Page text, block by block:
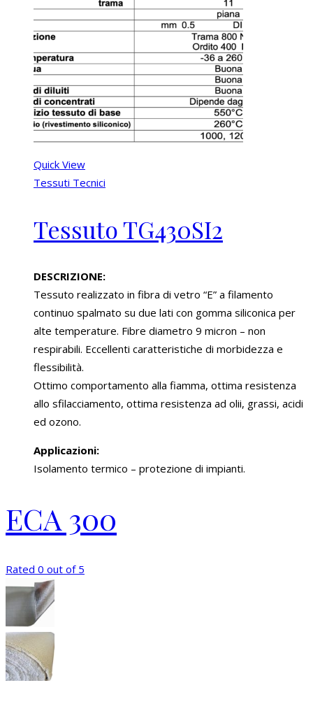
Quick View
Tessuti Tecnici
Tessuto TG430SI2
DESCRIZIONE:
Tessuto realizzato in fibra di vetro “E” a filamento
continuo spalmato su due lati con gomma siliconica per
alte temperature. Fibre diametro 9 micron – non
respirabili. Eccellenti caratteristiche di morbidezza e
flessibilità.
Ottimo comportamento alla fiamma, ottima resistenza
allo sfilacciamento, ottima resistenza ad olii, grassi, acidi
ed ozono.
Applicazioni:
Isolamento termico – protezione di impianti.
ECA 300
Rated 0 out of 5